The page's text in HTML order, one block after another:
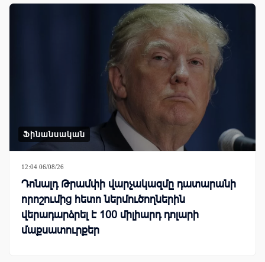
Ֆինանսական
12:04 06/08/26
Դոնալդ Թրամփի վարչակազմը դատարանի
որոշումից հետո ներմուծողներին
վերադարձրել է 100 միլիարդ դոլարի
մաքսատուրքեր